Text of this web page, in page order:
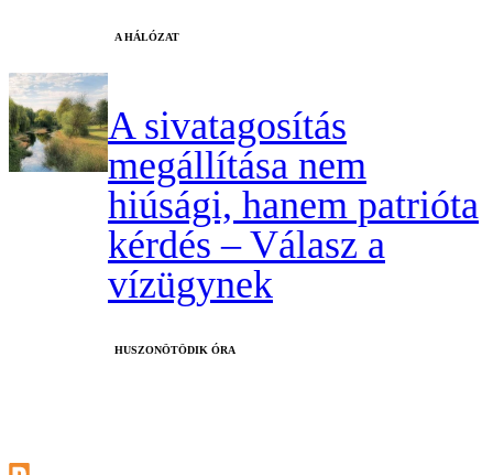
A HÁLÓZAT
A sivatagosítás
megállítása nem
hiúsági, hanem patrióta
kérdés – Válasz a
vízügynek
HUSZONÖTÖDIK ÓRA